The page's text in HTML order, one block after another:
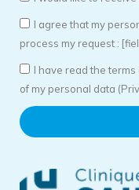
I agree that my
process my request :
I have read the
of my personal data